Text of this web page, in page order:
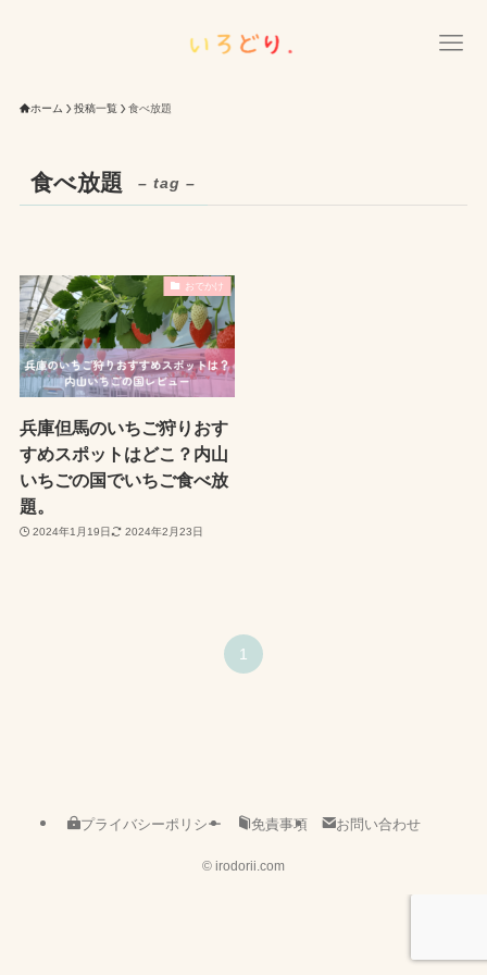
ホーム 投稿一覧 食べ放題
食べ放題 – tag –
おでかけ
兵庫但馬のいちご狩りおす
すめスポットはどこ？内山
いちごの国でいちご食べ放
題。
2024年1月19日 2024年2月23日
1
プライバシーポリシー 免責事項 お問い合わせ
© irodorii.com